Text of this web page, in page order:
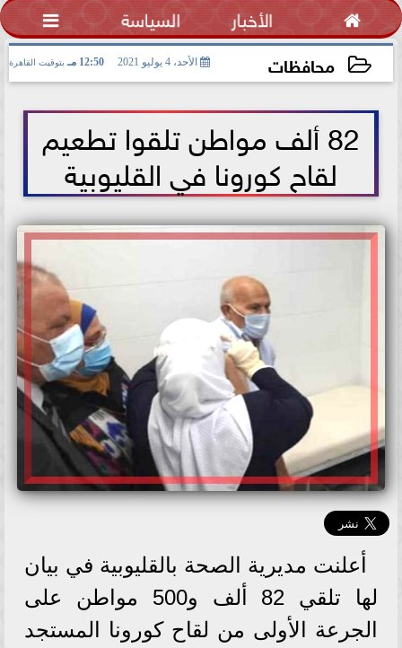
 الأخبار السياسة 
محافظات الأحد، 4 يوليو 2021 12:50 مـ بتوقيت القاهرة
82 ألف مواطن تلقوا تطعيم
لقاح كورونا في القليوبية
أعلنت مديرية الصحة بالقليوبية في بيان
لها تلقي 82 ألف و500 مواطن على
الجرعة الأولى من لقاح كورونا المستجد